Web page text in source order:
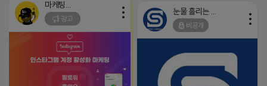
광고
비공개